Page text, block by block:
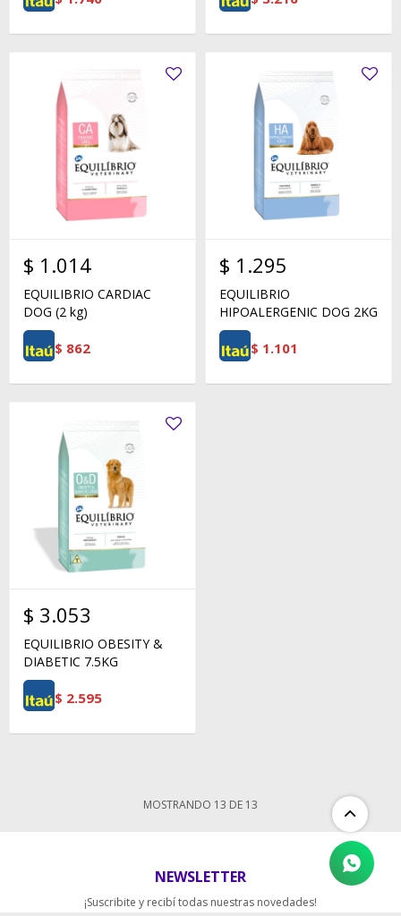
$ 1.014
EQUILIBRIO CARDIAC
DOG (2 kg)
$ 862
$ 1.295
EQUILIBRIO
HIPOALERGENIC DOG 2KG
$ 1.101
$ 3.053
EQUILIBRIO OBESITY &
DIABETIC 7.5KG
$ 2.595
MOSTRANDO 13 DE 13
NEWSLETTER
¡Suscribite y recibí todas nuestras novedades!